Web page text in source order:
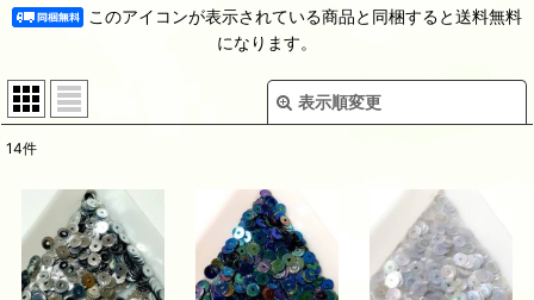
このアイコンが表示されている商品と同梱すると送料無料
になります。
表示順変更
並び順:
絞り込む
14件